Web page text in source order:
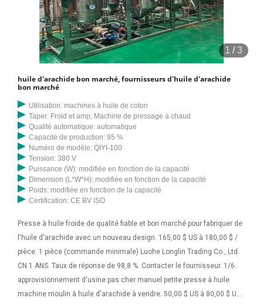
1 /3
huile d'arachide bon marché, fournisseurs d'huile d'arachide
bon marché
Utilisation: machines à huile de coton
Taper: Froid et amp; Machine de pressage à chaud
Qualité automatique: automatique
Capacité de production: 95 %
Numéro de modèle: QIYI-100
Tension: 380 V
Puissance (W): modifiée en fonction de la capacité
Dimension (L*W*H): modifiée en fonction de la capacité
Poids: modifiée en fonction de la capacité
Certification: CE BV ISO
Presse à huile froide de qualité fiable et bon marché pour fabriquer de
l'huile d'arachide avec un nouveau design. 165,00 $ US à 180,00 $ /
pièce. 1 pièce (commande minimale) Luohe Longlin Trading Co., Ltd.
CN 1 ANS. Taux de réponse de 98,8 %. Contacter le fournisseur. 1/6.
approvisionnement d'usine pas cher manuel petite presse à huile
machine moulin à huile d'arachide à vendre. 50,00 $ US à 80,00 $ US /